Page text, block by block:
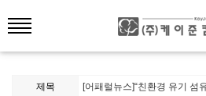
제목 [어패럴뉴스]“친환경 유기 섬